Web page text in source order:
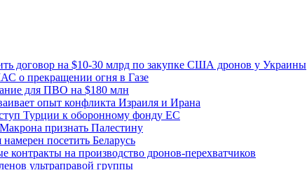
договор на $10-30 млрд по закупке США дронов у Украины
о прекращении огня в Газе
для ПВО на $180 млн
опыт конфликта Израиля и Ирана
Турции к оборонному фонду ЕС
признать Палестину
посетить Беларусь
на производство дронов-перехватчиков
ультраправой группы